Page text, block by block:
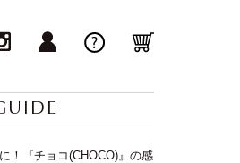
！『チョコ(CHOCO)』の感